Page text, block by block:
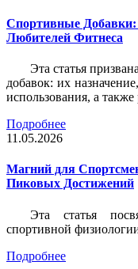
Спортивные Добавки:
Любителей Фитнеса
Эта статья
добавок: их
использования, а
Подробнее
11.05.2026
Магний для
Пиковых Достижений
Эта статья
спортивной
Подробнее